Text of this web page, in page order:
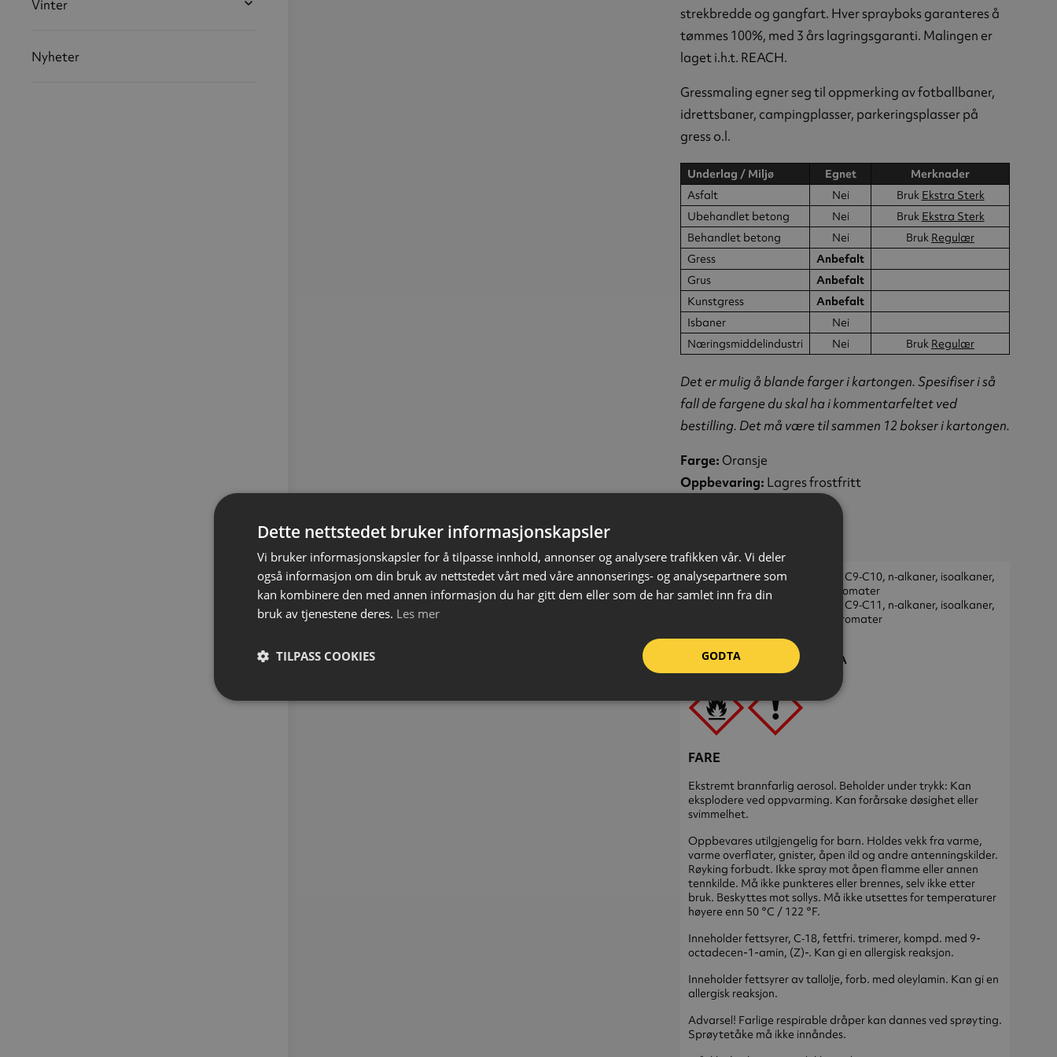
strekbredde og gangfart. Hver sprayboks garanteres å
tømmes 100%, med 3 års lagringsgaranti. Malingen er
laget i.h.t. REACH.
Gressmaling egner seg til oppmerking av fotballbaner,
idrettsbaner, campingplasser, parkeringsplasser på
gress o.l.
Underlag / Miljø Egnet
Merknader
Asfalt
Nei Bruk Ekstra Sterk
Ubehandlet betong
Nei Bruk Ekstra Sterk
Behandlet betong
Nei Bruk Regulær
Gress
Anbefalt
Grus
Anbefalt
Kunstgress
Anbefalt
Isbaner
Nei
Næringsmiddelindustri
Nei Bruk Regulær
Det er mulig å blande farger i kartongen. Spesifiser i så
fall de fargene du skal ha i kommentarfeltet ved
bestilling. Det må være til sammen 12 bokser i kartongen.
Farge: Oransje
Oppbevaring: Lagres frostfritt
Fareinformasjon:
EC 927‑241‑2 Hydrokarboner, C9‑C10, n‑alkaner, isoalkaner,
sykliske, < 2% aromater
Hydrokarboner, C9‑C11, n‑alkaner, isoalkaner,
sykliske, < 2 % aromater
UFI: H9N1-VY0W-M965-HFFA
FARE
Ekstremt brannfarlig aerosol. Beholder under trykk: Kan
eksplodere ved oppvarming. Kan forårsake døsighet eller
svimmelhet.
Oppbevares utilgjengelig for barn. Holdes vekk fra varme,
varme overflater, gnister, åpen ild og andre antenningskilder.
Røyking forbudt. Ikke spray mot åpen flamme eller annen
tennkilde. Må ikke punkteres eller brennes, selv ikke etter
bruk. Beskyttes mot sollys. Må ikke utsettes for temperaturer
høyere enn 50 °C / 122 °F.
Inneholder fettsyrer, C‑18, fettfri. trimerer, kompd. med 9-
octadecen-1-amin, (Z)-. Kan gi en allergisk reaksjon.
Inneholder fettsyrer av tallolje, forb. med oleylamin. Kan gi en
allergisk reaksjon.
Advarsel! Farlige respirable dråper kan dannes ved sprøyting.
Sprøytetåke må ikke innåndes.
Vinter
Nyheter
Dette nettstedet bruker informasjonskapsler
Vi bruker informasjonskapsler for å tilpasse innhold, annonser og analysere trafikken vår. Vi deler
også informasjon om din bruk av nettstedet vårt med våre annonserings- og analysepartnere som
kan kombinere den med annen informasjon du har gitt dem eller som de har samlet inn fra din
bruk av tjenestene deres. Les mer
GODTA
TILPASS COOKIES